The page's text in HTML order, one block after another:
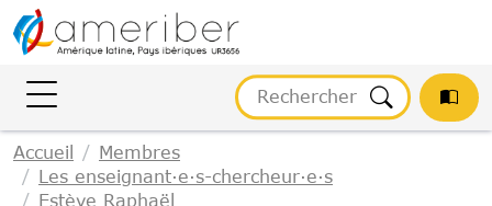
Accueil
Membres
Les enseignant·e·s-chercheur·e·s
Estève Raphaël
Gestion des cookies